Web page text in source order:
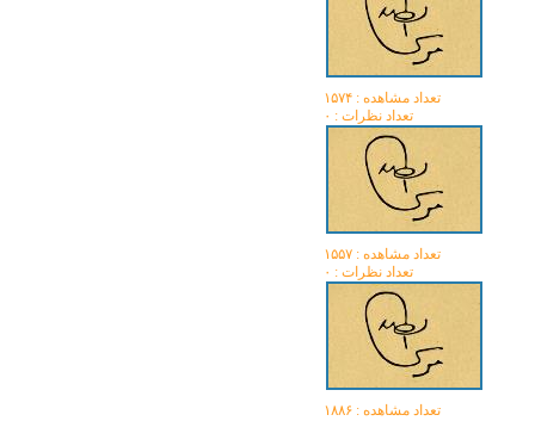
تعداد مشاهده :‌ ۱۵۷۴
تعداد نظرات : ۰
تعداد مشاهده :‌ ۱۵۵۷
تعداد نظرات : ۰
تعداد مشاهده :‌ ۱۸۸۶